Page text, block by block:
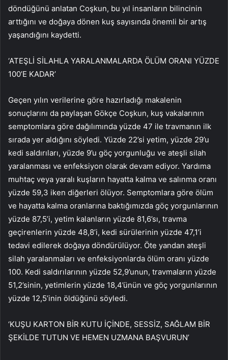
döndüğünü anlatan Coşkun, bu yıl insanların bilincinin
arttığını ve doğaya dönen kuş sayısında önemli bir artış
yaşandığını kaydetti.
‘ATEŞLİ SİLAHLA YARALANMALARDA ÖLÜM ORANI YÜZDE
100’E KADAR’
Geçen yılın verilerine göre hazırladığı makalenin
sonuçlarını da paylaşan Gökçe Coşkun, kuş vakalarının
semptomlara göre dağılımında yüzde 47 ile travmanın ilk
sırada yer aldığını söyledi. Yüzde 22’si yetim, yüzde 29’u
kedi saldırıları, yüzde 9’u göç yorgunluğu ve ateşli silah
yaralanması ve enfeksiyon olarak devam ediyor. Yardıma
muhtaç veya yaralı kuşların hayatta kalma ve salınma oranı
yüzde 59,3 iken diğerleri ölüyor. Semptomlara göre ölüm
ve hayatta kalma oranlarına baktığımızda göç yorgunlarının
yüzde 87,5’i, yetim kalanların yüzde 81,6’sı, travma
geçirenlerin yüzde 48,8’i, kedi sürülerinin yüzde 47,1’i
tedavi edilerek doğaya döndürülüyor. Öte yandan ateşli
silah yaralanmaları ve enfeksiyonlarda ölüm oranı yüzde
100. Kedi saldırılarının yüzde 52,9’unun, travmaların yüzde
51,2’sinin, yetimlerin yüzde 18,4’ünün ve göç yorgunlarının
yüzde 12,5’inin öldüğünü söyledi.
‘KUŞU KARTON BİR KUTU İÇİNDE, SESSİZ, SAĞLAM BİR
ŞEKİLDE TUTUN VE HEMEN UZMANA BAŞVURUN’